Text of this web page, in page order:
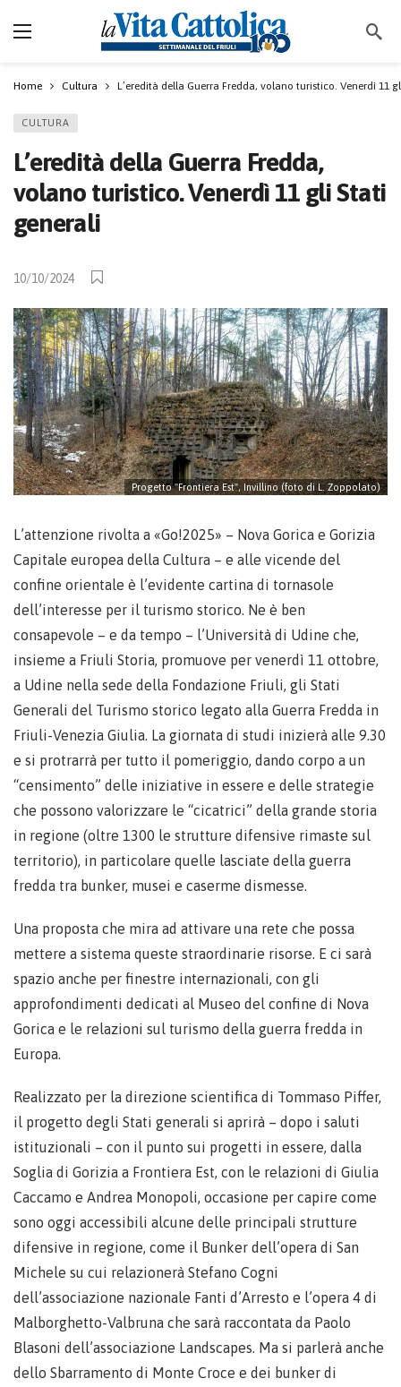
Home Cultura L’eredità della Guerra Fredda, volano turistico. Venerdì 11
CULTURA
L’eredità della Guerra Fredda,
volano turistico. Venerdì 11 gli Stati
generali
10/10/2024
Progetto "Frontiera Est", Invillino (foto di L. Zoppolato)
L’attenzione rivolta a «Go!2025» – Nova Gorica e Gorizia
Capitale europea della Cultura – e alle vicende del
confine orientale è l’evidente cartina di tornasole
dell’interesse per il turismo storico. Ne è ben
consapevole – e da tempo – l’Università di Udine che,
insieme a Friuli Storia, promuove per venerdì 11 ottobre,
a Udine nella sede della Fondazione Friuli, gli Stati
Generali del Turismo storico legato alla Guerra Fredda in
Friuli-Venezia Giulia. La giornata di studi inizierà alle 9.30
e si protrarrà per tutto il pomeriggio, dando corpo a un
“censimento” delle iniziative in essere e delle strategie
che possono valorizzare le “cicatrici” della grande storia
in regione (oltre 1300 le strutture difensive rimaste sul
territorio), in particolare quelle lasciate della guerra
fredda tra bunker, musei e caserme dismesse.
Una proposta che mira ad attivare una rete che possa
mettere a sistema queste straordinarie risorse. E ci sarà
spazio anche per finestre internazionali, con gli
approfondimenti dedicati al Museo del confine di Nova
Gorica e le relazioni sul turismo della guerra fredda in
Europa.
Realizzato per la direzione scientifica di Tommaso Piffer,
il progetto degli Stati generali si aprirà – dopo i saluti
istituzionali – con il punto sui progetti in essere, dalla
Soglia di Gorizia a Frontiera Est, con le relazioni di Giulia
Caccamo e Andrea Monopoli, occasione per capire come
sono oggi accessibili alcune delle principali strutture
difensive in regione, come il Bunker dell’opera di San
Michele su cui relazionerà Stefano Cogni
dell’associazione nazionale Fanti d’Arresto e l’opera 4 di
Malborghetto-Valbruna che sarà raccontata da Paolo
Blasoni dell’associazione Landscapes. Ma si parlerà anche
dello Sbarramento di Monte Croce e dei bunker di